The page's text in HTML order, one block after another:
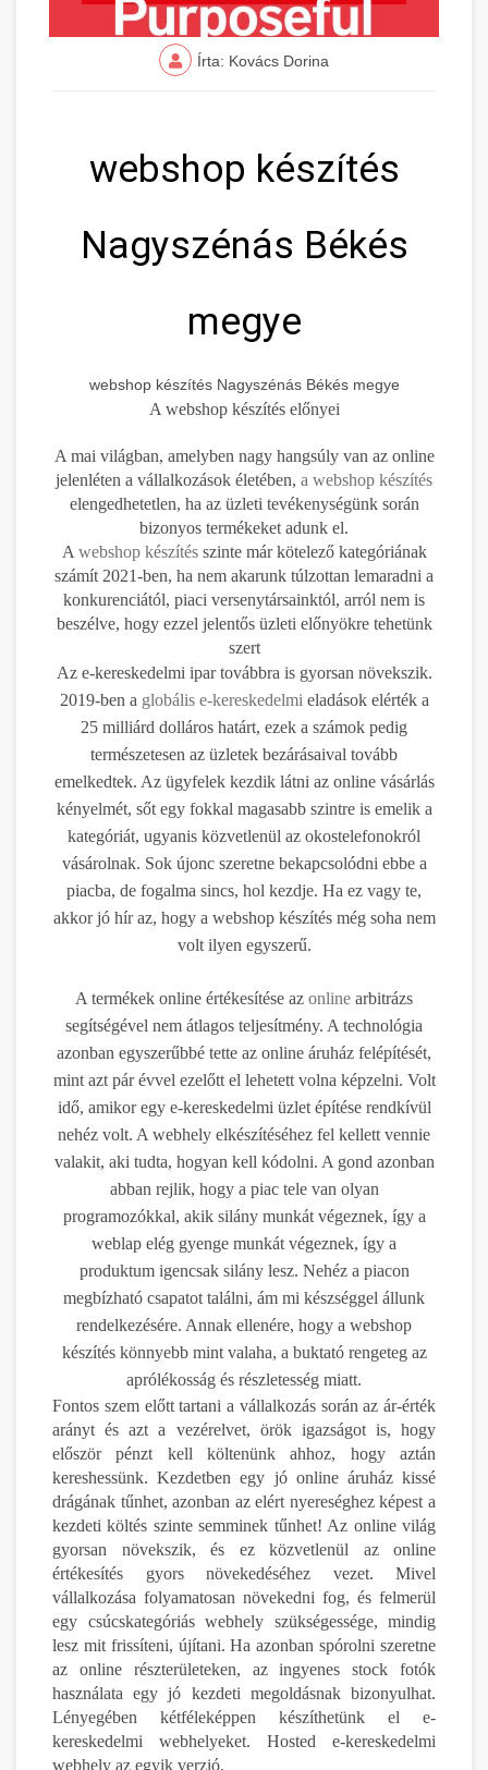
Írta: Kovács Dorina
webshop készítés
Nagyszénás Békés
megye
webshop készítés Nagyszénás Békés megye
A webshop készítés előnyei
A mai világban, amelyben nagy hangsúly van az online
jelenléten a vállalkozások életében, a webshop készítés
elengedhetetlen, ha az üzleti tevékenységünk során
bizonyos termékeket adunk el.
A webshop készítésszinte már kötelező kategóriának
számít 2021-ben, ha nem akarunk túlzottan lemaradni a
konkurenciától, piaci versenytársainktól, arról nem is
beszélve, hogy ezzel jelentős üzleti előnyökre tehetünk
szert
Az e-kereskedelmi ipar továbbra is gyorsan növekszik.
2019-ben a globális e-kereskedelmi eladások elérték a
25 milliárd dolláros határt, ezek a számok pedig
természetesen az üzletek bezárásaival tovább
emelkedtek. Az ügyfelek kezdik látni az online vásárlás
kényelmét, sőt egy fokkal magasabb szintre is emelik a
kategóriát, ugyanis közvetlenül az okostelefonokról
vásárolnak. Sok újonc szeretne bekapcsolódni ebbe a
piacba, de fogalma sincs, hol kezdje. Ha ez vagy te,
akkor jó hír az, hogy a webshop készítés még soha nem
volt ilyen egyszerű.
A termékek online értékesítése az online arbitrázs
segítségével nem átlagos teljesítmény. A technológia
azonban egyszerűbbé tette az online áruház felépítését,
mint azt pár évvel ezelőtt el lehetett volna képzelni. Volt
idő, amikor egy e-kereskedelmi üzlet építése rendkívül
nehéz volt. A webhely elkészítéséhez fel kellett vennie
valakit, aki tudta, hogyan kell kódolni. A gond azonban
abban rejlik, hogy a piac tele van olyan
programozókkal, akik silány munkát végeznek, így a
weblap elég gyenge munkát végeznek, így a
produktum igencsak silány lesz. Nehéz a piacon
megbízható csapatot találni, ám mi készséggel állunk
rendelkezésére. Annak ellenére, hogy a webshop
készítés könnyebb mint valaha, a buktató rengeteg az
aprólékosság és részletesség miatt.
Fontos szem előtt tartani a vállalkozás során az ár-érték
arányt és azt a vezérelvet, örök igazságot is, hogy
először pénzt kell költenünk ahhoz, hogy aztán
kereshessünk. Kezdetben egy jó online áruház kissé
drágának tűnhet, azonban az elért nyereséghez képest a
kezdeti költés szinte semminek tűnhet! Az online világ
gyorsan növekszik, és ez közvetlenül az online
értékesítés gyors növekedéséhez vezet. Mivel
vállalkozása folyamatosan növekedni fog, és felmerül
egy csúcskategóriás webhely szükségessége, mindig
lesz mit frissíteni, újítani. Ha azonban spórolni szeretne
az online részterületeken, az ingyenes stock fotók
használata egy jó kezdeti megoldásnak bizonyulhat.
Lényegében kétféleképpen készíthetünk el e-
kereskedelmi webhelyeket. Hosted e-kereskedelmi
webhely az egyik verzió,